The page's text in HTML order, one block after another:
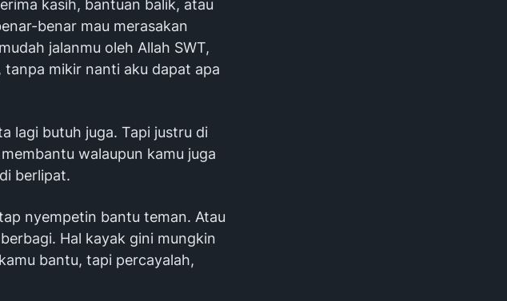
kasih, bantuan balik, atau
benar mau merasakan
jalanmu oleh Allah SWT,
tanpa mikir nanti aku dapat apa
lagi butuh juga. Tapi justru di
walaupun kamu juga
berlipat.
nyempetin bantu teman. Atau
Hal kayak gini mungkin
bantu, tapi percayalah,